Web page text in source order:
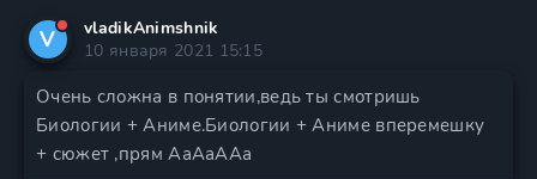
V
vladikAnimshnik
10 января 2021 15:15
Очень сложна в понятии,ведь ты смотришь
Биологии + Аниме.Биологии + Аниме вперемешку
+ сюжет ,прям АаАаААа